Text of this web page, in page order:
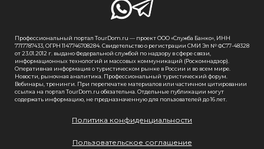
Профессиональный портал TourDom.ru — проект ООО «Служба Банко», ИНН
7717787433, ОГРН 1147746708284. Свидетельство о регистрации СМИ Эл № ФС77-48328
от 23.01.2012 г. выдано Федеральной службой по надзору в сфере связи,
информационных технологий и массовых коммуникаций (Роскомнадзор).
Оперативная информация о туристическом рынке в России и во всем мире.
Новости, рыночная аналитика. Профессиональный туристический форум.
Вебинары, тренинги. При перепечатке материалов или частичном цитировании
ссылка на портал TourDom.ru обязательна. Отдельные публикации могут
содержать информацию, не предназначенную для пользователей до 16 лет.
Политика конфиденциальности
Пользовательское соглашение